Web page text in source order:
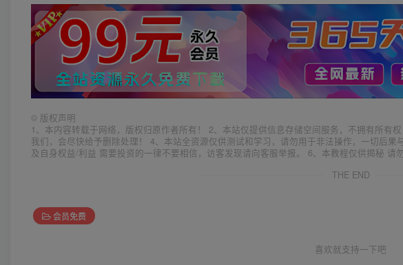
© 版权声明
1、本内容转载于网络，版权归原作者所有！ 2、本站仅提供信息存储空间服务，不拥有所有
我们，会尽快给予删除处理！ 4、本站全资源仅供测试和学习，请勿用于非法操作，一切后
及自身权益/利益 需要投资的一律不要相信，访客发现请向客服举报。 6、本教程仅供揭秘 请
THE END
会员免费
喜欢就支持一下吧